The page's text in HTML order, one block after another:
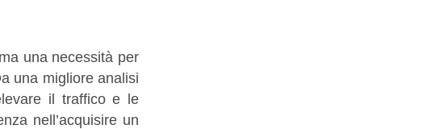
una necessità per
una migliore analisi
il traffico e le
nell’acquisire un